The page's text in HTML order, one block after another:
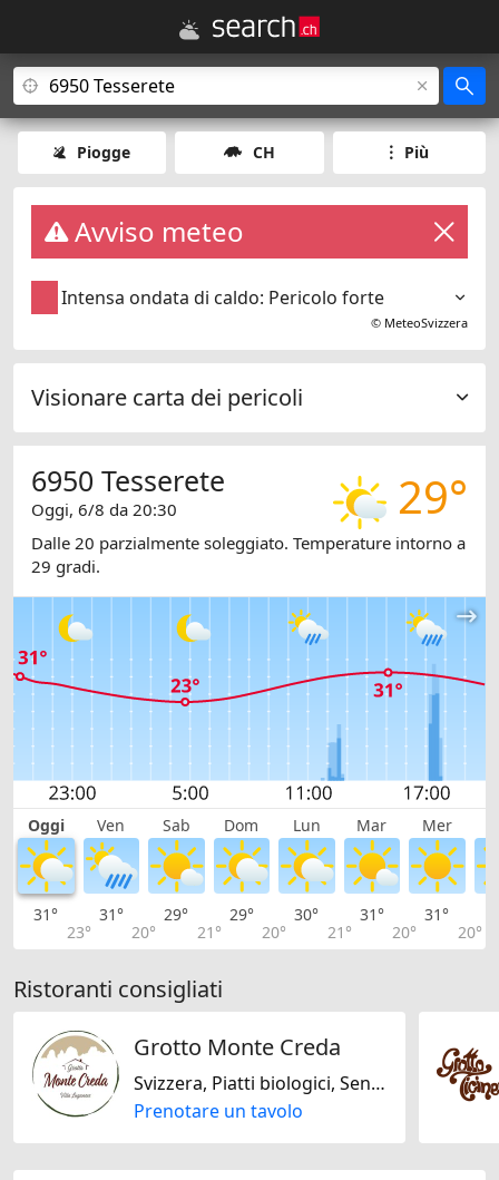
Piogge CH Più
Avviso meteo
Intensa ondata di caldo: Pericolo forte
© MeteoSvizzera
Visionare carta dei pericoli
29°
6950 Tesserete
Oggi, 6/8 da 20:30
Dalle 20 parzialmente soleggiato. Temperature intorno a
29 gradi.
Oggi Ven Sab Dom Lun Mar Mer
31°
23°
31°
20°
29°
21°
29°
20°
30°
21°
31°
20°
31°
20°
Ristoranti consigliati
Grotto Monte Creda
Svizzera, Piatti biologici, Senza glutine, Senza lattosio, Italiana, Mediterranea
Prenotare un tavolo